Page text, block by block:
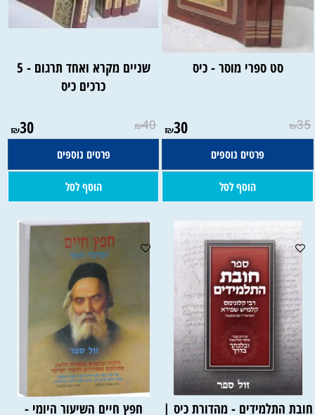
סט ספרי מוסר - כיס
₪35
₪30
פרטים נוספים
הוסף לסל
שניים מקרא ואחד תרגום - 5
כרכים כיס
₪40
₪30
פרטים נוספים
הוסף לסל
חובת התלמידים - מהדורת כיס |
חפץ חיים השיעור היומי -